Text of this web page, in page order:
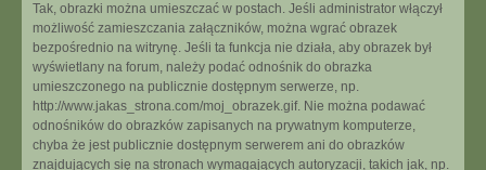
Tak, obrazki można umieszczać w postach. Jeśli administrator włączył
możliwość zamieszczania załączników, można wgrać obrazek
bezpośrednio na witrynę. Jeśli ta funkcja nie działa, aby obrazek był
wyświetlany na forum, należy podać odnośnik do obrazka
umieszczonego na publicznie dostępnym serwerze, np.
http://www.jakas_strona.com/moj_obrazek.gif. Nie można podawać
odnośników do obrazków zapisanych na prywatnym komputerze,
chyba że jest publicznie dostępnym serwerem ani do obrazków
znajdujących się na stronach wymagających autoryzacji, takich jak, np.